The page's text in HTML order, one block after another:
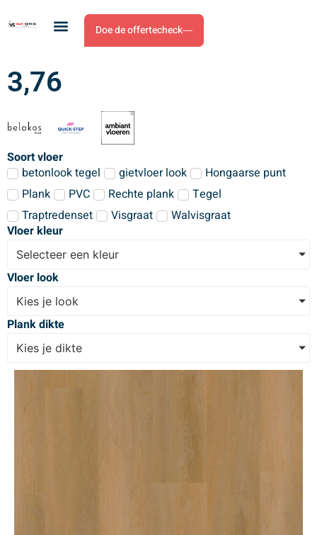
Doe de offertecheck
3,76
Soort vloer
betonlook tegel
gietvloer look
Hongaarse punt
Plank
PVC Rechte plank
Tegel
Traptredenset
Visgraat
Walvisgraat
Vloer kleur
Selecteer een kleur
Vloer look
Kies je look
Plank dikte
Kies je dikte